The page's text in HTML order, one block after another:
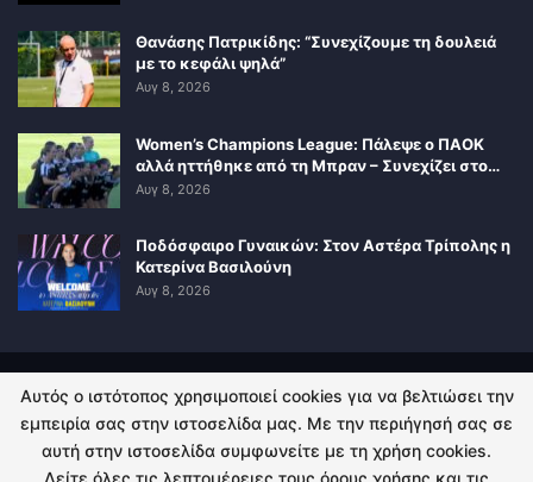
Θανάσης Πατρικίδης: “Συνεχίζουμε τη δουλειά
με το κεφάλι ψηλά”
Αυγ 8, 2026
Women’s Champions League: Πάλεψε ο ΠΑΟΚ
αλλά ηττήθηκε από τη Μπραν – Συνεχίζει στο…
Αυγ 8, 2026
Ποδόσφαιρο Γυναικών: Στον Αστέρα Τρίπολης η
Κατερίνα Βασιλούνη
Αυγ 8, 2026
ΠΟΛΙΤΙΚΗ ΑΠΟΡΡΗΤΟΥ ΕΠΙΚΟΙΝΩΝΙΑ
© 2026 - Kingsport.gr. All Rights Reserved.
Αυτός ο ιστότοπος χρησιμοποιεί cookies για να βελτιώσει την
εμπειρία σας στην ιστοσελίδα μας. Με την περιήγησή σας σε
αυτή στην ιστοσελίδα συμφωνείτε με τη χρήση cookies.
Δείτε όλες τις λεπτομέρειες τους όρους χρήσης και τις